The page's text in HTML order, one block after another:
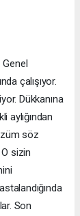
çalışıyor.
Dükkanına
aylığından
söz
sizin
Son